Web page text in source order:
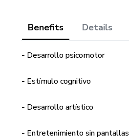
Benefits Details
- Desarrollo psicomotor
- Estímulo cognitivo
- Desarrollo artístico
- Entretenimiento sin pantallas